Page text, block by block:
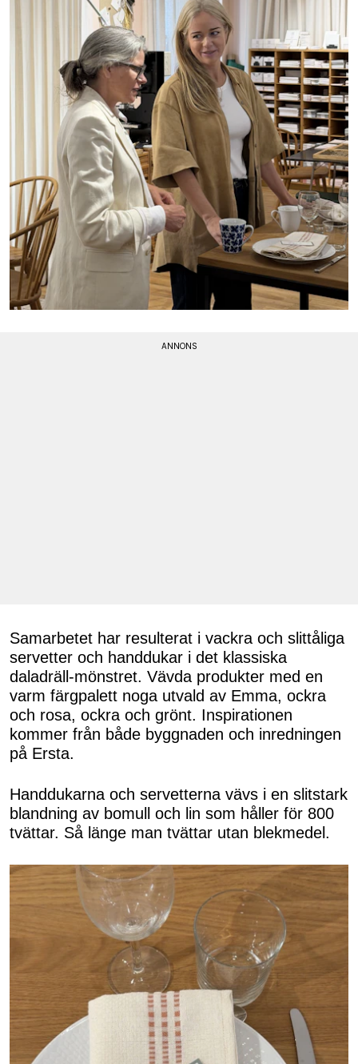
Samarbetet har resulterat i vackra och slittåliga
servetter och handdukar i det klassiska
daladräll-mönstret. Vävda produkter med en
varm färgpalett noga utvald av Emma, ockra
och rosa, ockra och grönt. Inspirationen
kommer från både byggnaden och inredningen
på Ersta.
Handdukarna och servetterna vävs i en slitstark
blandning av bomull och lin som håller för 800
tvättar. Så länge man tvättar utan blekmedel.